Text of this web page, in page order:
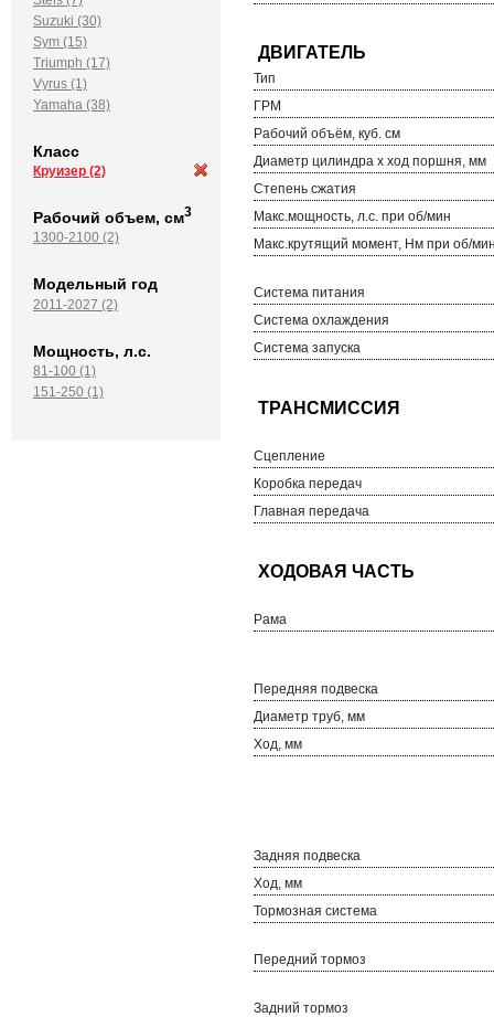
Suzuki (30)
Sym (15)
Triumph (17)
Vyrus (1)
Yamaha (38)
Класс
Круизер (2)
Рабочий объем, см3
1300-2100 (2)
Модельный год
2011-2027 (2)
Мощность, л.с.
81-100 (1)
151-250 (1)
Тип
ГРМ
Рабочий объём, куб. см
Диаметр цилиндра х ход поршня, мм
Степень сжатия
Макс.мощность, л.с. при об/мин
Макс.крутящий момент, Нм при об/
Система питания
Система охлаждения
Система запуска
Сцепление
Коробка передач
Главная передача
Рама
Передняя подвеска
Диаметр труб, мм
Ход, мм
Задняя подвеска
Ход, мм
Тормозная система
Передний тормоз
Задний тормоз